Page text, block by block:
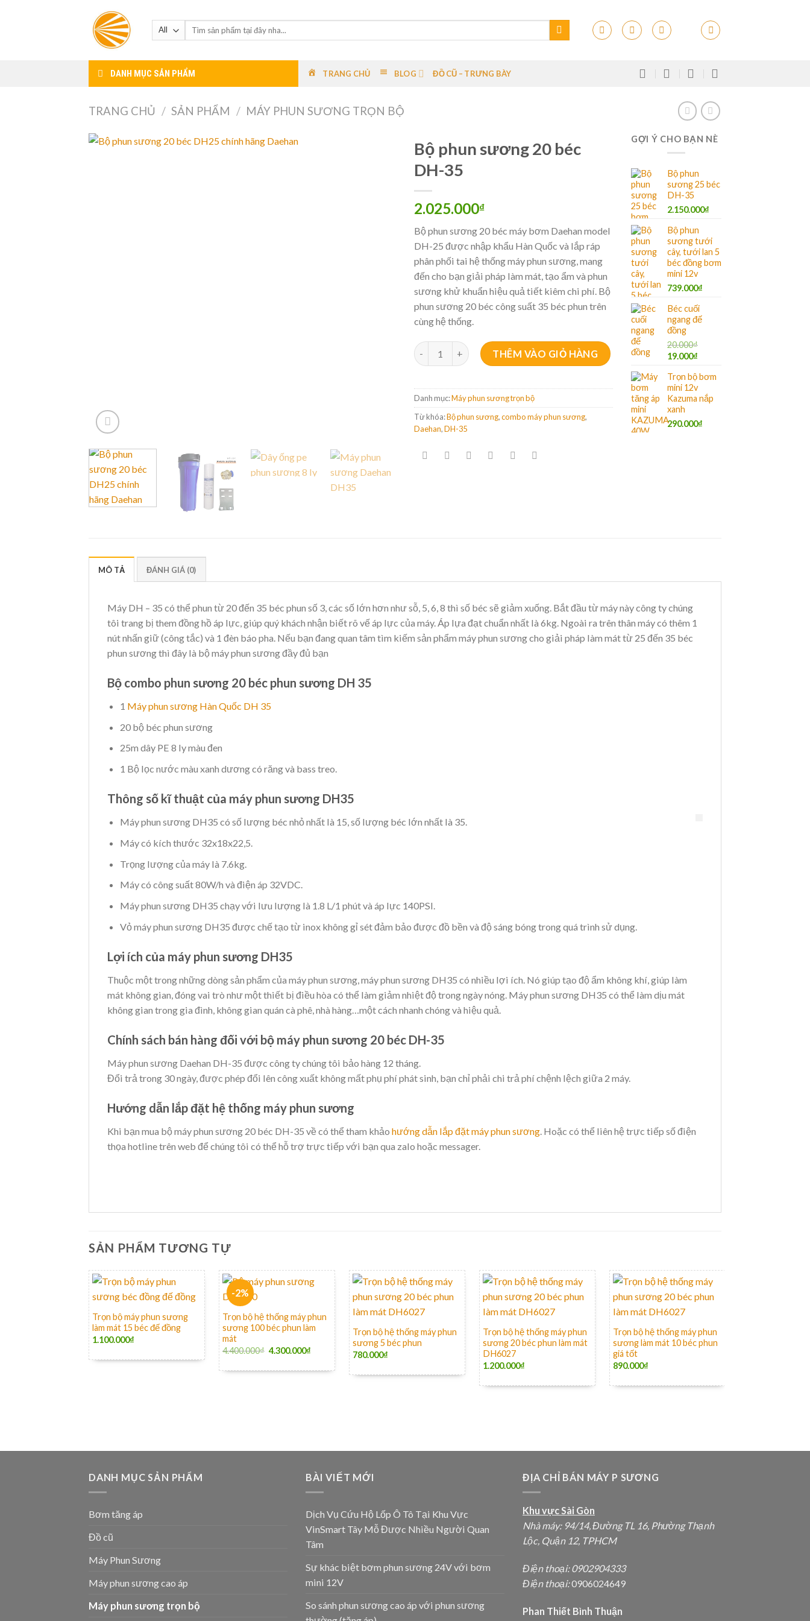
DANH MỤC SẢN PHẨM TRANG CHỦ BLOG ĐỒ CŨ – TRƯNG BÀY
TRANG CHỦ / SẢN PHẨM / MÁY PHUN SƯƠNG TRỌN BỘ
Bộ phun sương 20 béc
DH-35
2.025.000₫
Bộ phun sương 20 béc máy bơm Daehan model
DH-25 được nhập khẩu Hàn Quốc và lắp ráp
phân phối tai hệ thống máy phun sương, mang
đến cho bạn giải pháp làm mát, tạo ẩm và phun
sương khử khuẩn hiệu quả tiết kiêm chi phí. Bộ
phun sương 20 béc công suất 35 béc phun trên
cùng hệ thống.
Bộ phun sương 20 béc DH-35 số lượng
THÊM VÀO GIỎ HÀNG
Danh mục:Máy phun sương trọn bộ
Từ khóa:Bộ phun sương,combo máy phun sương,
Daehan,DH-35
GỢI Ý CHO BẠN NÈ
Bộ phun
sương 25 béc
DH-35
2.150.000₫
Bộ phun
sương tưới
cây, tưới lan 5
béc đồng bơm
mini 12v
739.000₫
Béc cuối
ngang đế
đồng
20.000₫
19.000₫
Trọn bộ bơm
mini 12v
Kazuma nắp
xanh
290.000₫
MÔ TẢ ĐÁNH GIÁ (0)
Máy DH – 35 có thể phun từ 20 đến 35 béc phun số 3, các số lớn hơn như sỗ, 5, 6, 8 thì số béc sẽ giảm xuống. Bắt đầu từ máy này công ty chúng
tôi trang bị them đồng hồ áp lực, giúp quý khách nhận biết rõ vế áp lực của máy. Áp lựa đạt chuẩn nhất là 6kg. Ngoài ra trên thân máy có thêm 1
nút nhấn giữ (công tắc) và 1 đèn báo pha. Nếu bạn đang quan tâm tìm kiếm sản phẩm máy phun sương cho giải pháp làm mát từ 25 đến 35 béc
phun sương thì đây là bộ máy phun sương đầy đủ bạn
Bộ combo phun sương 20 béc phun sương DH 35
1 Máy phun sương Hàn Quốc DH 35
20 bộ béc phun sương
25m dây PE 8 ly màu đen
1 Bộ lọc nước màu xanh dương có răng và bass treo.
Thông số kĩ thuật của máy phun sương DH35
Máy phun sương DH35 có số lượng béc nhỏ nhất là 15, số lượng béc lớn nhất là 35.
Máy có kích thước 32x18x22,5.
Trọng lượng của máy là 7.6kg.
Máy có công suất 80W/h và điện áp 32VDC.
Máy phun sương DH35 chạy với lưu lượng là 1.8 L/1 phút và áp lực 140PSI.
Vỏ máy phun sương DH35 được chế tạo từ inox không gỉ sét đảm bảo được đồ bền và độ sáng bóng trong quá trình sử dụng.
Lợi ích của máy phun sương DH35
Thuộc một trong những dòng sản phẩm của máy phun sương, máy phun sương DH35 có nhiều lợi ích. Nó giúp tạo độ ẩm không khí, giúp làm
mát không gian, đóng vai trò như một thiết bị điều hòa có thể làm giảm nhiệt độ trong ngày nóng. Máy phun sương DH35 có thể làm dịu mát
không gian trong gia đình, không gian quán cà phê, nhà hàng…một cách nhanh chóng và hiệu quả.
Chính sách bán hàng đối với bộ máy phun sương 20 béc DH-35
Máy phun sương Daehan DH-35 được công ty chúng tôi bảo hàng 12 tháng.
Đổi trả trong 30 ngày, được phép đổi lên công xuất không mất phụ phí phát sinh, bạn chỉ phải chi trả phí chệnh lệch giữa 2 máy.
Hướng dẫn lắp đặt hệ thống máy phun sương
Khi bạn mua bộ máy phun sương 20 béc DH-35 về có thể tham khảo hướng dẫn lắp đặt máy phun sương. Hoặc có thể liên hệ trực tiếp số điện
thọa hotline trên web để chúng tôi có thể hỗ trợ trực tiếp với bạn qua zalo hoặc messager.
SẢN PHẨM TƯƠNG TỰ
Trọn bộ máy phun sương
làm mát 15 béc đế đồng
1.100.000₫
-2%
+
Trọn bộ hệ thống máy phun
sương 100 béc phun làm
mát
4.400.000₫ 4.300.000₫
Trọn bộ hệ thống máy phun
sương 5 béc phun
780.000₫
Trọn bộ hệ thống máy phun
sương 20 béc phun làm mát
DH6027
1.200.000₫
Trọn bộ hệ thống máy phun
sương làm mát 10 béc phun
giá tốt
890.000₫
DANH MỤC SẢN PHẨM
Bơm tăng áp
Đồ cũ
Máy Phun Sương
Máy phun sương cao áp
Máy phun sương trọn bộ
BÀI VIẾT MỚI
Dịch Vụ Cứu Hộ Lốp Ô Tô Tại Khu Vực
VinSmart Tây Mỗ Được Nhiều Người Quan
Tâm
Sự khác biệt bơm phun sương 24V với bơm
mini 12V
So sánh phun sương cao áp với phun sương
ĐỊA CHỈ BÁN MÁY P SƯƠNG
Khu vực Sài Gòn
Nhà máy: 94/14, Đường TL 16, Phường Thạnh
Lộc, Quận 12, TPHCM
Điện thoại:0902904333
Điện thoại:0906024649
Phan Thiết Bình Thuận